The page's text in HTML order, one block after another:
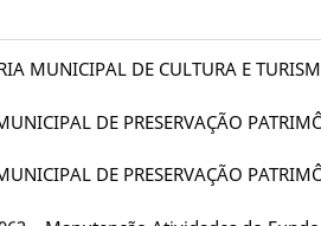
MUNICIPAL DE CULTURA E
DE PRESERVAÇÃO
DE PRESERVAÇÃO